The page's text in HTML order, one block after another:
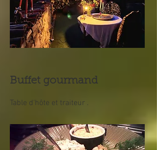
Buffet gourmand
Table d'hôte et traiteur .